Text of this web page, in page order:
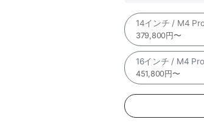
14インチ / M4
379,800円〜
16インチ / M4
451,800円〜